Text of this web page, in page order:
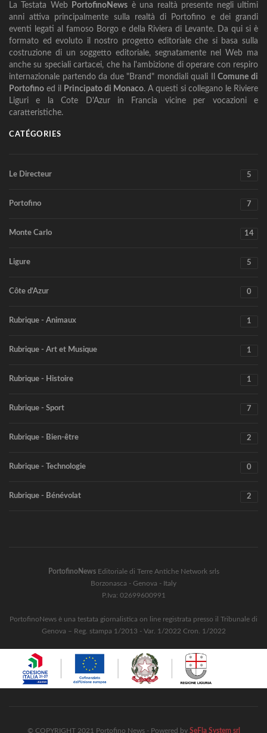
La Testata Web PortofinoNews è una realtà presente negli ultimi
anni attiva principalmente sulla realtà di Portofino e dei grandi
eventi legati al famoso Borgo e della Riviera di Levante. Da qui si è
formato ed evoluto il nostro progetto editoriale che si basa sulla
costruzione di un soggetto editoriale, segnatamente nel Web ma
anche su speciali cartacei, che ha l'ambizione di operare con respiro
internazionale partendo da due "Brand" mondiali quali IlComune di
Portofino ed il Principato di Monaco. A questi si collegano le Riviere
Liguri e la Cote D'Azur in Francia vicine per vocazioni e
caratteristiche.
CATÉGORIES
Le Directeur 5
Portofino 7
Monte Carlo 14
Ligure 5
Côte d'Azur 0
Rubrique - Animaux 1
Rubrique - Art et Musique 1
Rubrique - Histoire 1
Rubrique - Sport 7
Rubrique - Bien-être 2
Rubrique - Technologie 0
Rubrique - Bénévolat 2
PortofinoNewsEditoriale di Terre Antiche Network srls
Borzonasca - Genova - Italy
P.Iva: 02699600991
PortofinoNews è una testata giornalistica on line registrata presso il Tribunale di
Genova – Reg. stampa 1/2013 - Var. 1/2022 Cron. 1/2022
© COPYRIGHT 2021 Portofino News - Powered by SeFla System srl